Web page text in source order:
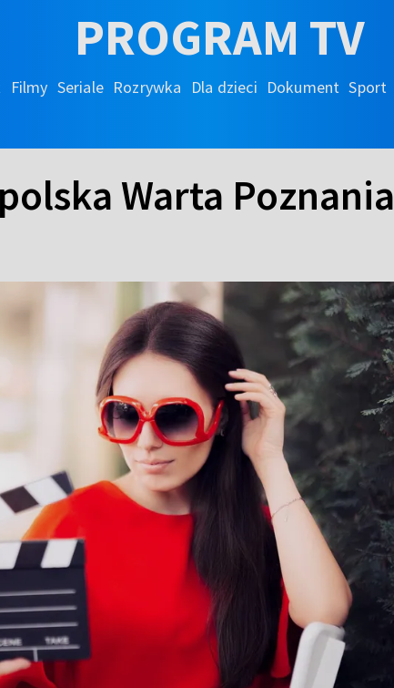
PROGRAM TV
Filmy Seriale Rozrywka Dla dzieci Dokument Sport
Warta Poznania